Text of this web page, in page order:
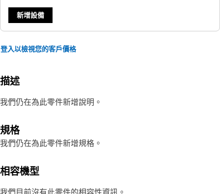
新增設備
登入以檢視您的客戶價格
描述
我們仍在為此零件新增說明。
規格
我們仍在為此零件新增規格。
相容機型